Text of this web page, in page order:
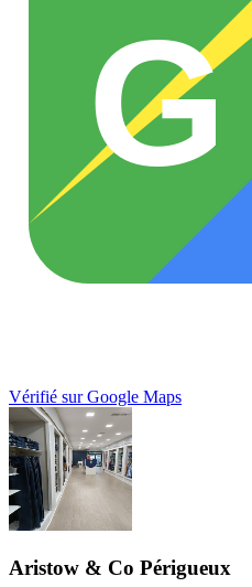
G
Vérifié sur Google Maps
Aristow & Co Périgueux